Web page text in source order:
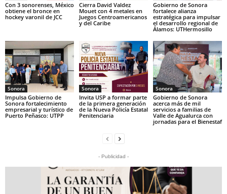
Con 3 sonorenses, México
obtiene el bronce en
hockey varonil de JCC
Cierra David Valdez
Mouet con 4 metales en
Juegos Centroamericanos
y del Caribe
Gobierno de Sonora
fortalece alianza
estratégica para impulsar
el desarrollo regional de
Álamos: UTHermosillo
Sonora
Impulsa Gobierno de
Sonora fortalecimiento
empresarial y turístico de
Puerto Peñasco: UTPP
Sonora
Invita USP a formar parte
de la primera generación
de la Nueva Policía Estatal
Penitenciaria
Sonora
Gobierno de Sonora
acerca más de mil
servicios a familias de
Valle de Agualurca con
jornadas para el Bienestaf
- Publicidad -